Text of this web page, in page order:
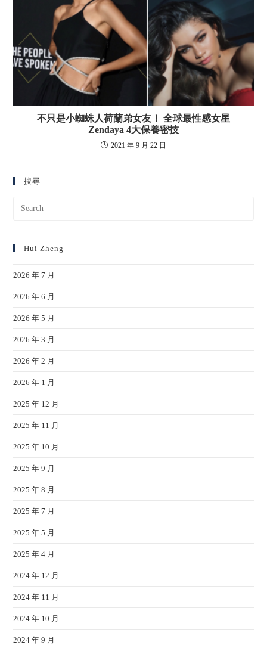
不只是小蜘蛛人荷蘭弟女友！ 全球最性感女星
Zendaya 4大保養密技
2021 年 9 月 22 日
搜尋
Hui Zheng
2026 年 7 月
2026 年 6 月
2026 年 5 月
2026 年 3 月
2026 年 2 月
2026 年 1 月
2025 年 12 月
2025 年 11 月
2025 年 10 月
2025 年 9 月
2025 年 8 月
2025 年 7 月
2025 年 5 月
2025 年 4 月
2024 年 12 月
2024 年 11 月
2024 年 10 月
2024 年 9 月